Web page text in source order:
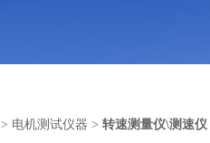
> 电机测试仪器 > 转速测量仪\测速仪